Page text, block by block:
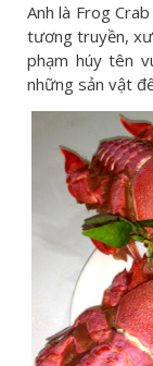
Anh là Frog
tương truyền,
phạm húy tên
những sản vật